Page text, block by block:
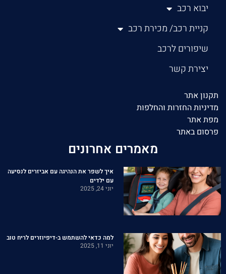
יבוא רכב
קניית רכב/ מכירת רכב
שיפורים לרכב
יצירת קשר
תקנון אתר
מדיניות החזרות והחלפות
מפת אתר
פרסום באתר
מאמרים אחרונים
איך לשפר את הנהיגה עם אביזרים לנסיעה
עם ילדים
יוני 24, 2025
למה כדאי להשתמש ב-דיפיוזרים לריח טוב
יוני 11, 2025